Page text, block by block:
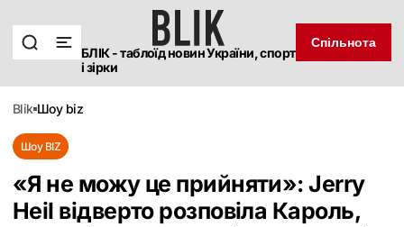
БЛІК - таблоїд новин України, спорт
і зірки
Спільнота
blik шоу biz
Шоу BIZ
«Я не можу це прийняти»: Jerry
Heil відверто розповіла Кароль,